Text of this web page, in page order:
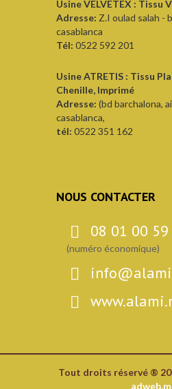
Usine VELVETEX : Tissu
Adresse: Z.I oulad salah -
casablanca
Tél: 0522 592 201
Usine ATRETIS : Tissu
Chenille, Imprimé
Adresse: (bd barchalona,
casablanca,
tél: 0522 351 162
NOUS CONTACTER
08 01 00 59
(numéro économique)
Tout droits réservé ®